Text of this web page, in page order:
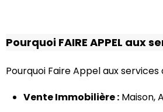
Pourquoi FAIRE APPEL aux
Pourquoi Faire Appel aux services
Vente Immobilière : Maison,